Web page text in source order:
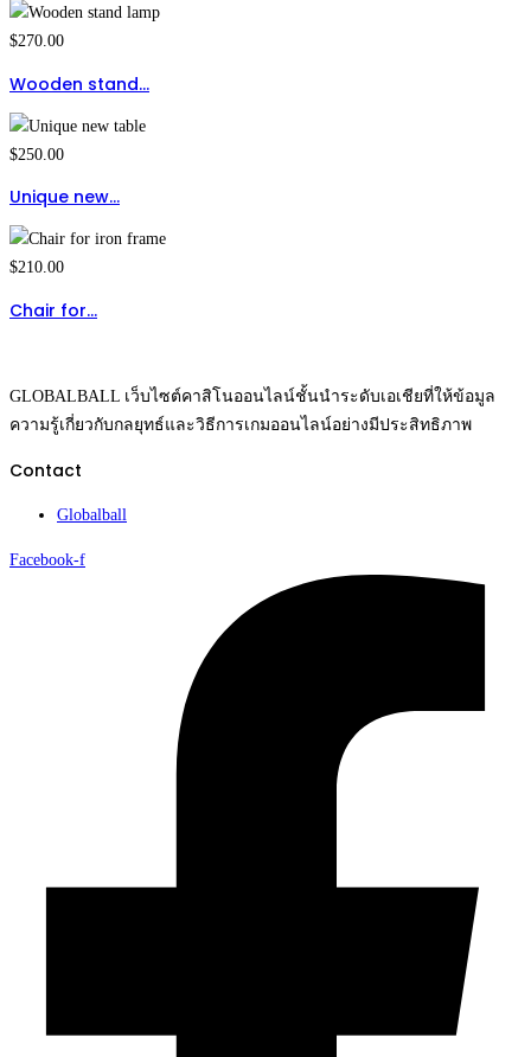
$270.00
Wooden stand…
$250.00
Unique new…
$210.00
Chair for…
GLOBALBALL เว็บไซต์คาสิโนออนไลน์ชั้นนำระดับเอเชียที่ให้ข้อมูล
ความรู้เกี่ยวกับกลยุทธ์และวิธีการเกมออนไลน์อย่างมีประสิทธิภาพ
Contact
Globalball
Facebook-f